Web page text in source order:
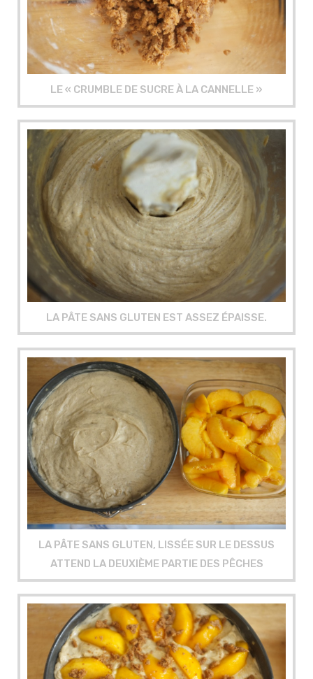
LE « CRUMBLE DE SUCRE À LA CANNELLE »
LA PÂTE SANS GLUTEN EST ASSEZ ÉPAISSE.
LA PÂTE SANS GLUTEN, LISSÉE SUR LE DESSUS
ATTEND LA DEUXIÈME PARTIE DES PÊCHES